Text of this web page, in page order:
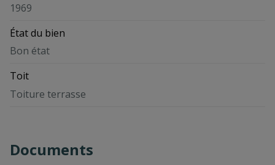
1969
État du bien
Bon état
Toit
Toiture terrasse
Documents